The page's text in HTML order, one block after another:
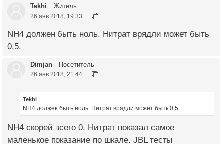
Tekhi Житель
26 янв 2018, 19:33
NH4 должен быть ноль. Нитрат врядли может быть
0,5.
Dimjan Посетитель
26 янв 2018, 21:44
Tekhi
NH4 должен быть ноль. Нитрат врядли может быть 0,5.
NH4 скорей всего 0. Нитрат показал самое
маленькое показание по шкале. JBL тесты